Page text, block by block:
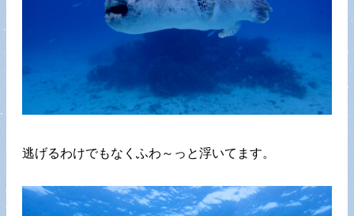
逃げるわけでもなくふわ～っと浮いてます。